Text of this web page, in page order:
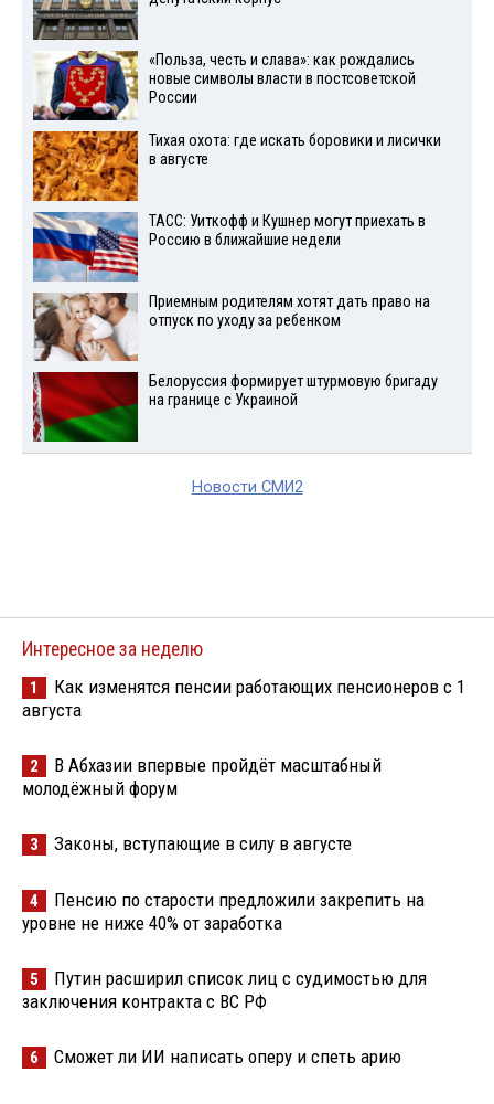
«Польза, честь и слава»: как рождались
новые символы власти в постсоветской
России
Тихая охота: где искать боровики и лисички
в августе
ТАСС: Уиткофф и Кушнер могут приехать в
Россию в ближайшие недели
Приемным родителям хотят дать право на
отпуск по уходу за ребенком
Белоруссия формирует штурмовую бригаду
на границе с Украиной
Новости СМИ2
Интересное за неделю
1
Как изменятся пенсии работающих пенсионеров с 1
августа
2
В Абхазии впервые пройдёт масштабный
молодёжный форум
3 Законы, вступающие в силу в августе
4
Пенсию по старости предложили закрепить на
уровне не ниже 40% от заработка
5
Путин расширил список лиц с судимостью для
заключения контракта с ВС РФ
6 Сможет ли ИИ написать оперу и спеть арию